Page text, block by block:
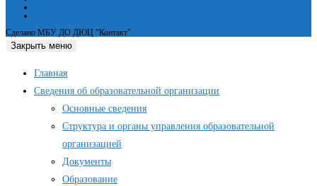
Сделано МБУ ДО ДЮЦ "Контакт"
Закрыть меню
Главная
Сведения об образовательной организации
Основные сведения
Структура и органы управления образовательной
организацией
Документы
Образование